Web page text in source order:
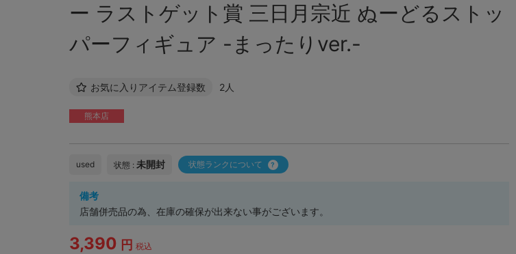
ー ラストゲット賞 三日月宗近 ぬーどるストッ
パーフィギュア -まったりver.-
お気に入りアイテム登録数 2人
熊本店
used 状態 : 未開封 状態ランクについて
備考
店舗併売品の為、在庫の確保が出来ない事がございます。
3,390 円 税込